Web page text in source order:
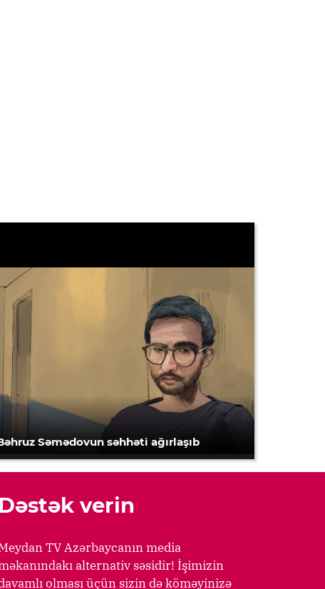
Səmədovun səhhəti ağırlaşıb
Dəstək verin
TV Azərbaycanın media
alternativ səsidir! İşimizin
olması üçün sizin də köməyinizə